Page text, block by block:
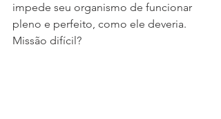
impede seu organismo de funcionar
pleno e perfeito, como ele deveria.
Missão difícil?